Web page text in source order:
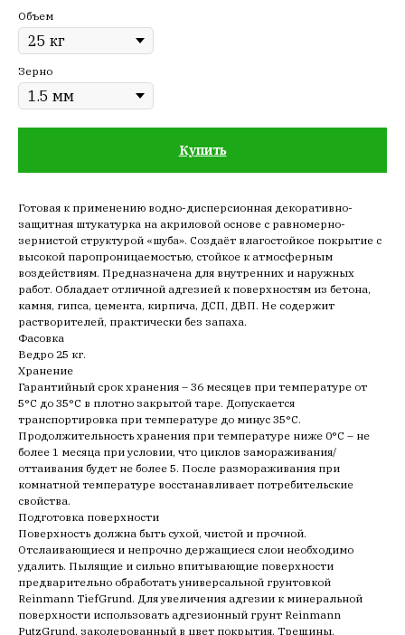
Объем
Зерно
Купить
Готовая к применению водно-дисперсионная декоративно-
защитная штукатурка на акриловой основе с равномерно-
зернистой структурой «шуба». Создаёт влагостойкое покрытие с
высокой паропроницаемостью, стойкое к атмосферным
воздействиям. Предназначена для внутренних и наружных
работ. Обладает отличной адгезией к поверхностям из бетона,
камня, гипса, цемента, кирпича, ДСП, ДВП. Не содержит
растворителей, практически без запаха.
Фасовка
Ведро 25 кг.
Хранение
Гарантийный срок хранения – 36 месяцев при температуре от
5°С до 35°С в плотно закрытой таре. Допускается
транспортировка при температуре до минус 35°С.
Продолжительность хранения при температуре ниже 0°С – не
более 1 месяца при условии, что циклов замораживания/
оттаивания будет не более 5. После размораживания при
комнатной температуре восстанавливает потребительские
свойства.
Подготовка поверхности
Поверхность должна быть сухой, чистой и прочной.
Отслаивающиеся и непрочно держащиеся слои необходимо
удалить. Пылящие и сильно впитывающие поверхности
предварительно обработать универсальной грунтовкой
Reinmann TiefGrund. Для увеличения адгезии к минеральной
поверхности использовать адгезионный грунт Reinmann
PutzGrund, заколерованный в цвет покрытия. Трещины,